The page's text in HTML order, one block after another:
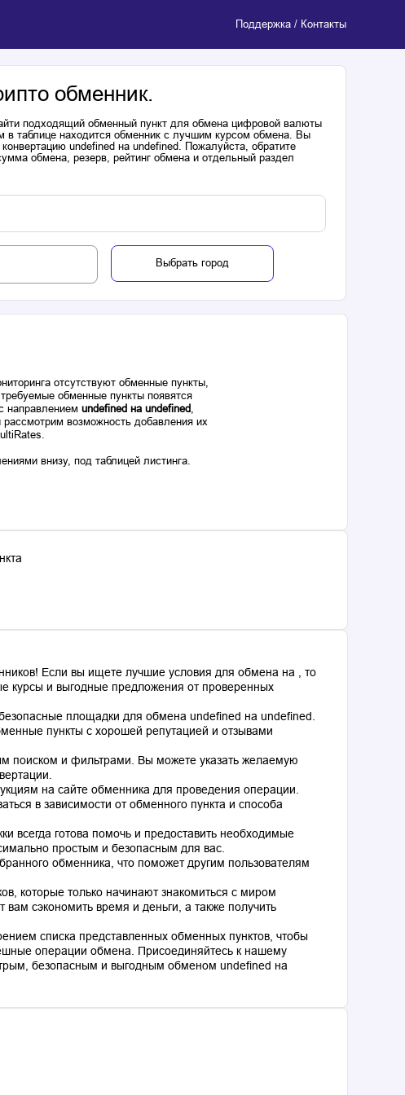
Поддержка / Контакты
обменник.
подходящий обменный пункт для обмена цифровой валюты
в таблице находится обменник с лучшим курсом обмена. Вы
undefined на undefined. Пожалуйста, обратите
обмена, резерв, рейтинг обмена и отдельный раздел
Выбрать город
отсутствуют обменные пункты,
обменные пункты появятся
направлением undefined на undefined,
возможность добавления их
внизу, под таблицей листинга.
Если вы ищете лучшие условия для обмена на , то
курсы и выгодные предложения от проверенных
площадки для обмена undefined на undefined.
пункты с хорошей репутацией и отзывами
поиском и фильтрами. Вы можете указать желаемую
на сайте обменника для проведения операции.
в зависимости от обменного пункта и способа
всегда готова помочь и предоставить необходимые
простым и безопасным для вас.
обменника, что поможет другим пользователям
которые только начинают знакомиться с миром
сэкономить время и деньги, а также получить
списка представленных обменных пунктов, чтобы
операции обмена. Присоединяйтесь к нашему
безопасным и выгодным обменом undefined на